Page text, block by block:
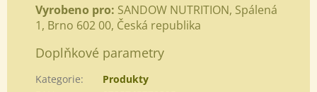
Vyrobeno pro: SANDOW NUTRITION, Spálená
1, Brno 602 00, Česká republika
Doplňkové parametry
Kategorie:
Produkty